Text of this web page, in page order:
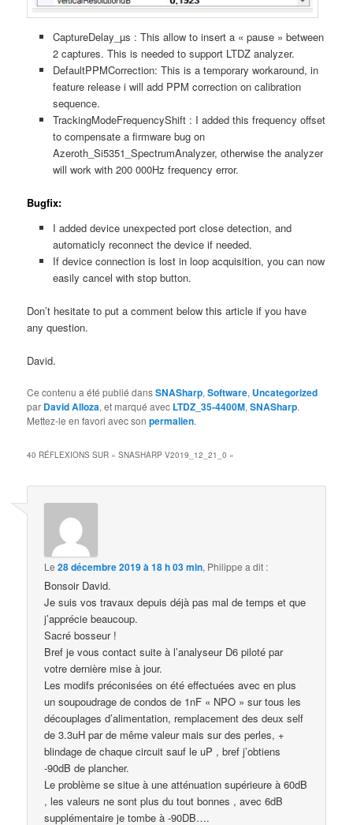
CaptureDelay_µs : This allow to insert a « pause » between
2 captures. This is needed to support LTDZ analyzer.
DefaultPPMCorrection: This is a temporary workaround, in
feature release i will add PPM correction on calibration
sequence.
TrackingModeFrequencyShift : I added this frequency offset
to compensate a firmware bug on
Azeroth_Si5351_SpectrumAnalyzer, otherwise the analyzer
will work with 200 000Hz frequency error.
Bugfix:
I added device unexpected port close detection, and
automaticly reconnect the device if needed.
If device connection is lost in loop acquisition, you can now
easily cancel with stop button.
Don’t hesitate to put a comment below this article if you have
any question.
David.
Ce contenu a été publié dansSNASharp,Software, Uncategorized
par David Alloza, et marqué avec LTDZ_35-4400M,SNASharp.
Mettez-le en favori avec sonpermalien.
40 RÉFLEXIONS SUR «SNASHARP V2019_12_21_0 »
Le28 décembre 2019 à 18 h 03 min, Philippe a dit :
Bonsoir David.
Je suis vos travaux depuis déjà pas mal de temps et que
j’apprécie beaucoup.
Sacré bosseur !
Bref je vous contact suite à l’analyseur D6 piloté par
votre dernière mise à jour.
Les modifs préconisées on été effectuées avec en plus
un soupoudrage de condos de 1nF « NPO » sur tous les
découplages d’alimentation, remplacement des deux self
de 3.3uH par de même valeur mais sur des perles, +
blindage de chaque circuit sauf le uP , bref j’obtiens
-90dB de plancher.
Le problème se situe à une atténuation supérieure à 60dB
, les valeurs ne sont plus du tout bonnes , avec 6dB
supplémentaire je tombe à -90DB….